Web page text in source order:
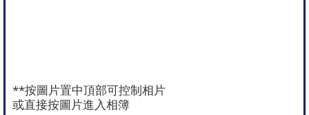
**按圖片置中頂部可控制相片
或直接按圖片進入相簿